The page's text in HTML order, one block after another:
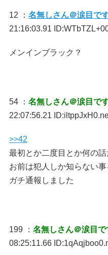
12 ： 名無しさん＠涙目です
21:16:03.91
メンインブラック？
54 ： 名無しさん＠涙目です
22:07:56.21
>>42
最初とか二度目とか何の話
お前は犯人しか知らない
ガチ通報しました
199 ： 名無しさん＠涙目で
08:25:11.66